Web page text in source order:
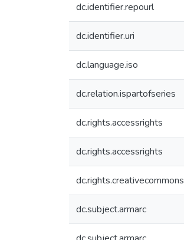
dc.identifier.repourl
dc.identifier.uri
dc.language.iso
dc.relation.ispartofseries
dc.rights.accessrights
dc.rights.accessrights
dc.rights.creativecommons
dc.subject.armarc